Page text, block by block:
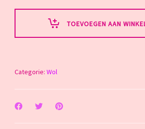
TOEVOEGEN AAN
Categorie: Wol